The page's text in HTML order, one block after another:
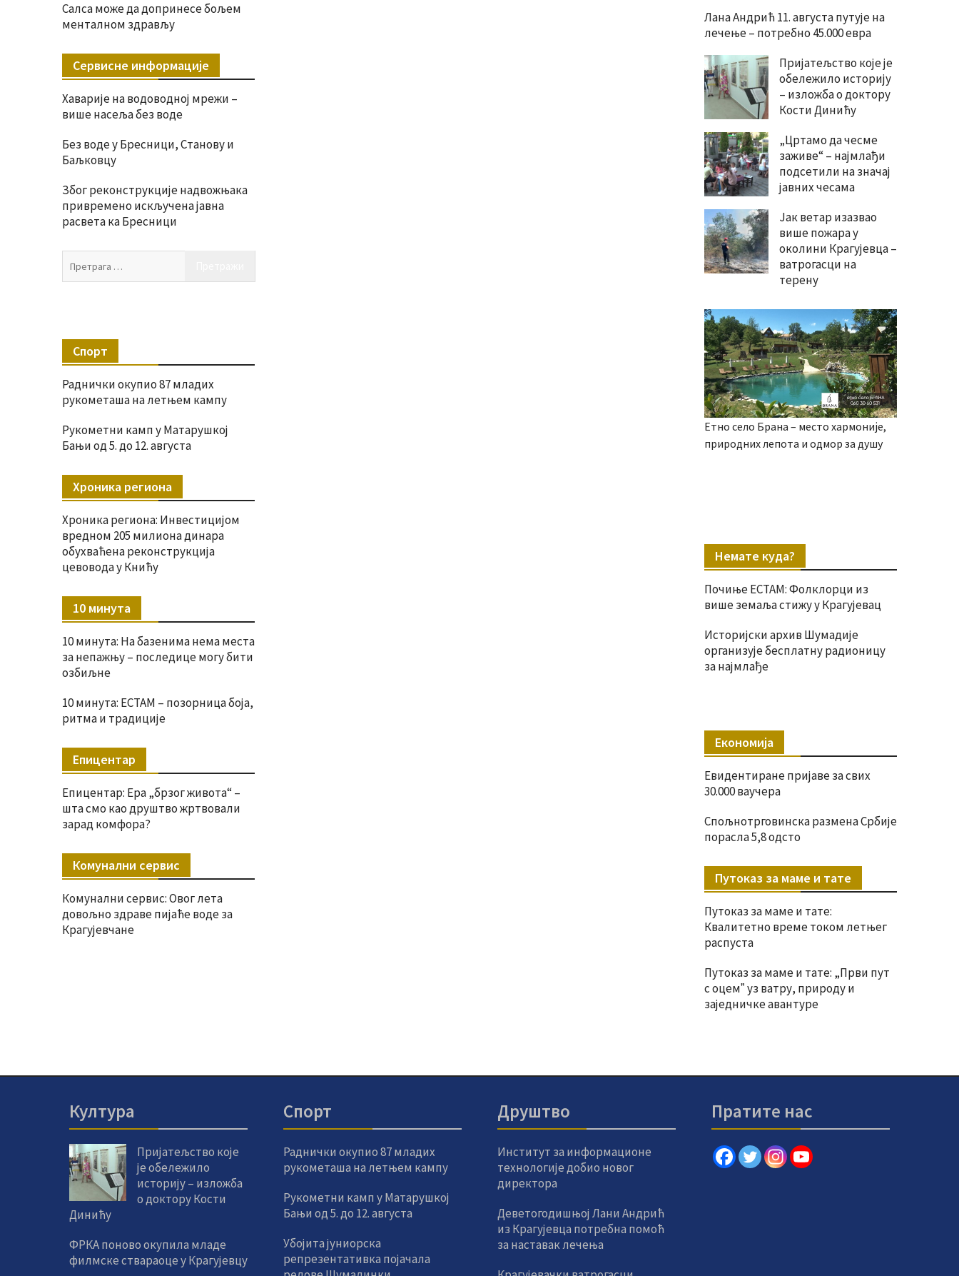
Лана Андрић 11. августа путује на
лечење – потребно 45.000 евра
Пријатељство које је
обележило историју
– изложба о доктору
Кости Динићу
„Цртамо да чесме
заживе“ – најмлађи
подсетили на значај
јавних чесама
Јак ветар изазвао
више пожара у
околини Крагујевца –
ватрогасци на
терену
Етно село Брана – место хармоније,
природних лепота и одмор за душу
Немате куда?
Почиње ЕСТАМ: Фолклорци из
више земаља стижу у Крагујевац
Историјски архив Шумадије
организује бесплатну радионицу
за најмлађе
Економија
Евидентиране пријаве за свих
30.000 ваучера
Спољнотрговинска размена Србије
порасла 5,8 одсто
Путоказ за маме и тате
Путоказ за маме и тате:
Квалитетно време током летњег
распуста
Путоказ за маме и тате: „Први пут
с оцемˮ уз ватру, природу и
заједничке авантуре
Салса може да допринесе бољем
менталном здрављу
Сервисне информације
Хаварије на водоводној мрежи –
више насеља без воде
Без воде у Бресници, Станову и
Баљковцу
Због реконструкције надвожњака
привремено искључена јавна
расвета ка Бресници
Спорт
Раднички окупио 87 младих
рукометаша на летњем кампу
Рукометни камп у Матарушкој
Бањи од 5. до 12. августа
Хроника региона
Хроника региона: Инвестицијом
вредном 205 милиона динара
обухваћена реконструкција
цевовода у Книћу
10 минута
10 минута: На базенима нема места
за непажњу – последице могу бити
озбиљне
10 минута: ЕСТАМ – позорница боја,
ритма и традиције
Епицентар
Епицентар: Ера „брзог живота“ –
шта смо као друштво жртвовали
зарад комфора?
Комунални сервис
Комунални сервис: Овог лета
довољно здраве пијаће воде за
Крагујевчане
Култура
Пријатељство које
је обележило
историју – изложба
о доктору Кости
Динићу
ФРКА поново окупила младе
филмске ствараоце у Крагујевцу
Спорт
Раднички окупио 87 младих
рукометаша на летњем кампу
Рукометни камп у Матарушкој
Бањи од 5. до 12. августа
Убојита јуниорска
репрезентативка појачала
Друштво
Институт за информационе
технологије добио новог
директора
Деветогодишњој Лани Андрић
из Крагујевца потребна помоћ
за наставак лечења
Пратите нас